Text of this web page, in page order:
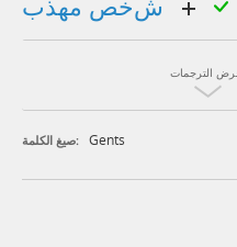
الترجمات
صيغ الكلمة: Gents